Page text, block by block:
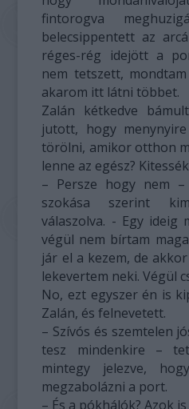
fintorogva
belecsippentett az
réges-rég idejött a
nem tetszett,
akarom itt látni többet.
Zalán kétkedve
jutott, hogy
törölni, amikor otthon
lenne az egész?
– Persze hogy nem
szokása szerint
válaszolva. - Egy ideig
végül nem bírtam
jár el a kezem, de
lekevertem neki. Végül
No, ezt egyszer én is
Zalán, és felnevetett.
– Szívós és szemtelen
tesz mindenkire –
mintegy jelezve,
megzabolázni a port.
– És a pókhálók? Azok